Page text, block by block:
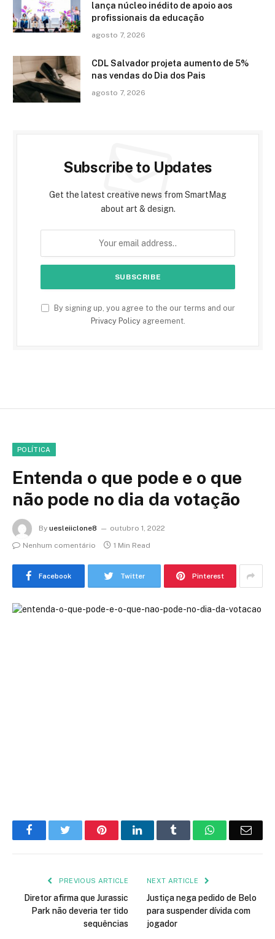
lança núcleo inédito de apoio aos
profissionais da educação
agosto 7, 2026
CDL Salvador projeta aumento de 5%
nas vendas do Dia dos Pais
agosto 7, 2026
Subscribe to Updates
Get the latest creative news from SmartMag
about art & design.
By signing up, you agree to the our terms and our
Privacy Policyagreement.
POLÍTICA
Entenda o que pode e o que
não pode no dia da votação
By uesleiiclone8
outubro 1, 2022
Nenhum comentário
1 Min Read
Facebook Twitter Pinterest
FacebookTwitter PinterestLinkedIn Tumblr WhatsApp
PREVIOUS ARTICLE
Diretor afirma que Jurassic
Park não deveria ter tido
sequências
NEXT ARTICLE
Justiça nega pedido de Belo
para suspender dívida com
jogador